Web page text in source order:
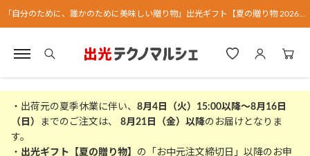
・出荷元の夏季休業に伴い、 8月4日（火）15:00以降～8月16日
（日）
までのご注文は、 8月21日（金）以降のお届けとなりま
す。
・ 出光ギフト【夏の贈り物】 の「お中元注文締切日」以降のお申